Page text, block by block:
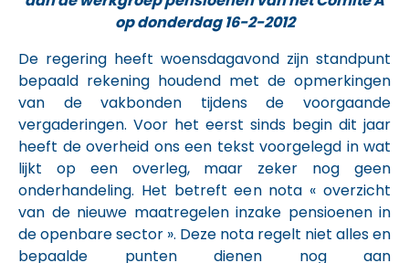
op donderdag 16-2-2012
De regering heeft woensdagavond zijn standpunt
bepaald rekening houdend met de opmerkingen
van de vakbonden tijdens de voorgaande
vergaderingen. Voor het eerst sinds begin dit jaar
heeft de overheid ons een tekst voorgelegd in wat
lijkt op een overleg, maar zeker nog geen
onderhandeling. Het betreft een nota « overzicht
van de nieuwe maatregelen inzake pensioenen in
de openbare sector ». Deze nota regelt niet alles en
bepaalde punten dienen nog aan